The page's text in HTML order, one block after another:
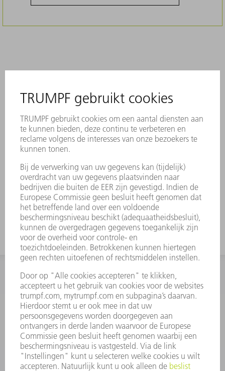
INFORMATIE
Veel gestelde vragen
Algemene voorwaarden
CONTACT
+31 88 4002 400
Ma. - vr. 8.00 - 17.00 uur
onderdelen.tnl@de.trumpf.com